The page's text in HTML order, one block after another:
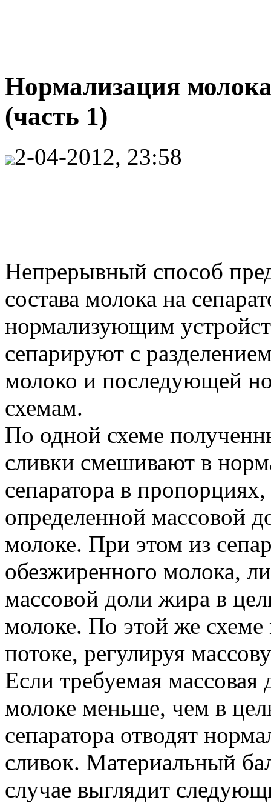
Нормализация
(часть 1)
2-04-2012, 23:58
Непрерывный способ
состава молока на
нормализующим
сепарируют с
молоко и последующей
схемам.
По одной схеме
сливки смешивают в
сепаратора в
определенной массовой
молоке. При этом из
обезжиренного молока,
массовой доли жира в
молоке. По этой же
потоке, регулируя
Если требуемая
молоке меньше, чем в
сепаратора отводят
сливок. Материальный
случае выглядит